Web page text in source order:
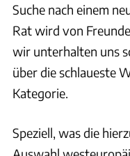
Suche nach einem
Rat wird von
wir unterhalten uns
über die schlaueste
Kategorie.
Speziell, was die